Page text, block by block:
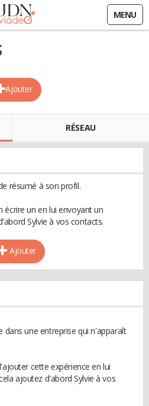
MENU
Ajouter
RÉSEAU
résumé à son profil.
écrire un en lui envoyant un
Sylvie à vos contacts.
Ajouter
dans une entreprise qui n'apparaît
cette expérience en lui
ajoutez d'abord Sylvie à vos